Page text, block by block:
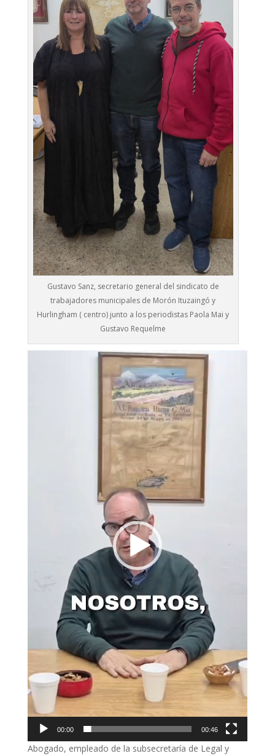
Gustavo Sanz, secretario general del sindicato de
trabajadores municipales de Morón Ituzaingó y
Hurlingham ( centro) junto a los periodistas Paola Mai y
Gustavo Requelme
00:00 00:46
Abogado, empleado de la subsecretaría de Legal y